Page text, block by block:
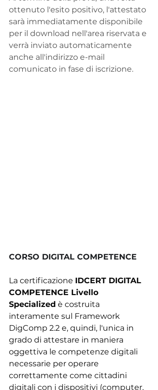
ottenuto l'esito positivo, l'attestato
sarà immediatamente disponibile
per il download nell'area riservata e
verrà inviato automaticamente
anche all'indirizzo e-mail
comunicato in fase di iscrizione.
CORSO DIGITAL COMPETENCE
La certificazione IDCERT DIGITAL
COMPETENCE Livello
Specialized è costruita
interamente sul Framework
DigComp 2.2 e, quindi, l'unica in
grado di attestare in maniera
oggettiva le competenze digitali
necessarie per operare
correttamente come cittadini
digitali con i dispositivi (computer,